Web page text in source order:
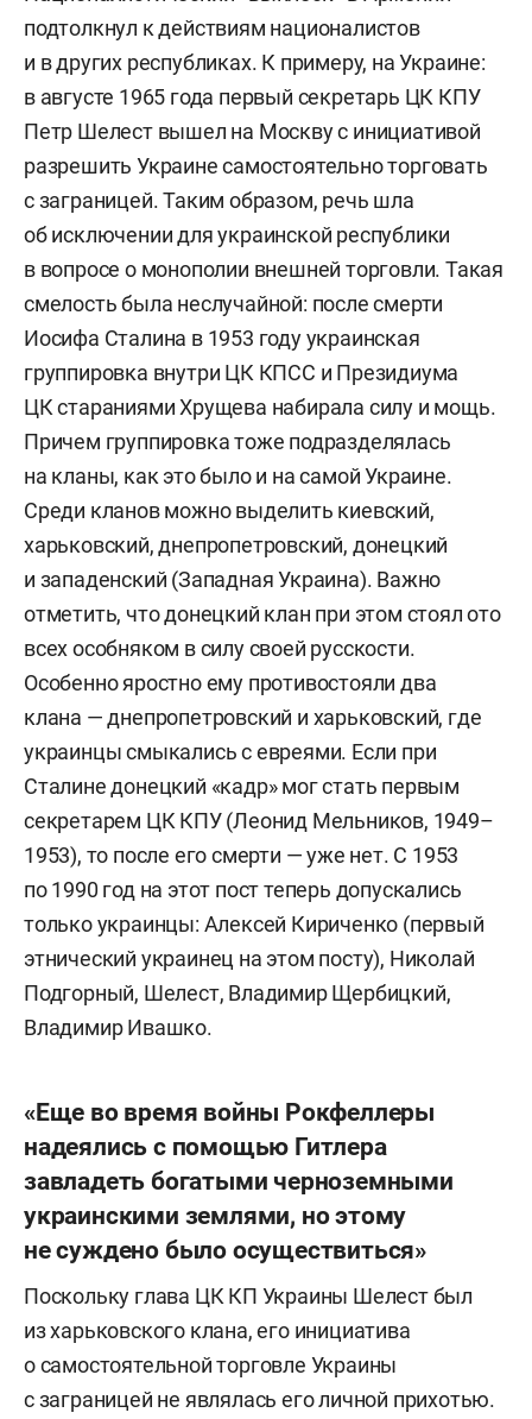
подтолкнул к действиям националистов
и в других республиках. К примеру, на Украине:
в августе 1965 года первый секретарь ЦК КПУ
Петр Шелест вышел на Москву с инициативой
разрешить Украине самостоятельно торговать
с заграницей. Таким образом, речь шла
об исключении для украинской республики
в вопросе о монополии внешней торговли. Такая
смелость была неслучайной: после смерти
Иосифа Сталина в 1953 году украинская
группировка внутри ЦК КПСС и Президиума
ЦК стараниями Хрущева набирала силу и мощь.
Причем группировка тоже подразделялась
на кланы, как это было и на самой Украине.
Среди кланов можно выделить киевский,
харьковский, днепропетровский, донецкий
и западенский (Западная Украина). Важно
отметить, что донецкий клан при этом стоял ото
всех особняком в силу своей русскости.
Особенно яростно ему противостояли два
клана — днепропетровский и харьковский, где
украинцы смыкались с евреями. Если при
Сталине донецкий «кадр» мог стать первым
секретарем ЦК КПУ (Леонид Мельников, 1949–
1953), то после его смерти — уже нет. С 1953
по 1990 год на этот пост теперь допускались
только украинцы: Алексей Кириченко (первый
этнический украинец на этом посту), Николай
Подгорный, Шелест, Владимир Щербицкий,
Владимир Ивашко.
«Еще во время войны Рокфеллеры
надеялись с помощью Гитлера
завладеть богатыми черноземными
украинскими землями, но этому
не суждено было осуществиться»
Поскольку глава ЦК КП Украины Шелест был
из харьковского клана, его инициатива
о самостоятельной торговле Украины
с заграницей не являлась его личной прихотью.